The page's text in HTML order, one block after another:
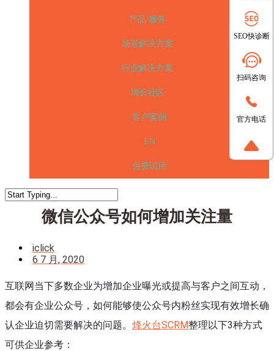
产品/服务
场景解决方案
行业解决方案
增长社区
客户案例
EN
免费试用
微信公众号如何增加关注量
iclick
6 7 月, 2020
互联网当下多数企业为增加企业曝光或提高与客户之间互动，
都会有企业公众号，如何能够使公众号内粉丝实现有效增长确
认企业迫切需要解决的问题。 烽火台SCRM整理以下3种方式
可供企业参考：
SEO快诊断
扫码咨询
官方电话